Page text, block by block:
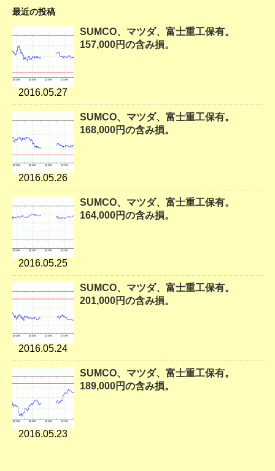
最近の投稿
2016.05.27
SUMCO、マツダ、富士重工保有。
157,000円の含み損。
2016.05.26
SUMCO、マツダ、富士重工保有。
168,000円の含み損。
2016.05.25
SUMCO、マツダ、富士重工保有。
164,000円の含み損。
2016.05.24
SUMCO、マツダ、富士重工保有。
201,000円の含み損。
2016.05.23
SUMCO、マツダ、富士重工保有。
189,000円の含み損。